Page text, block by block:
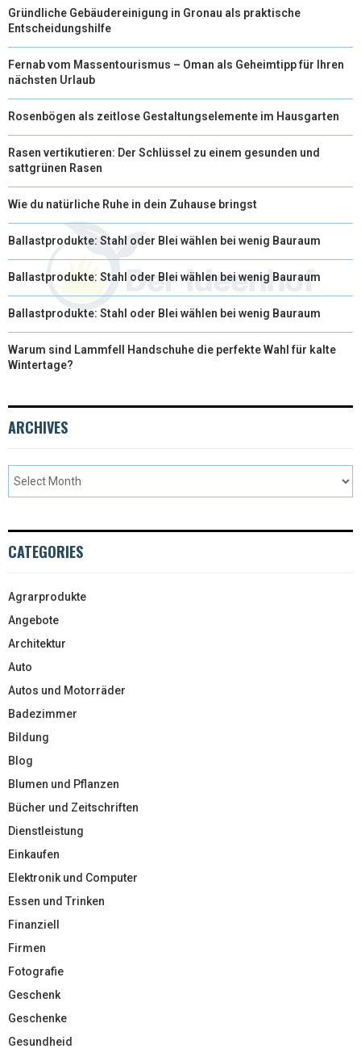
Gründliche Gebäudereinigung in Gronau als praktische
Entscheidungshilfe
Fernab vom Massentourismus – Oman als Geheimtipp für Ihren
nächsten Urlaub
Rosenbögen als zeitlose Gestaltungselemente im Hausgarten
Rasen vertikutieren: Der Schlüssel zu einem gesunden und
sattgrünen Rasen
Wie du natürliche Ruhe in dein Zuhause bringst
Ballastprodukte: Stahl oder Blei wählen bei wenig Bauraum
Ballastprodukte: Stahl oder Blei wählen bei wenig Bauraum
Ballastprodukte: Stahl oder Blei wählen bei wenig Bauraum
Warum sind Lammfell Handschuhe die perfekte Wahl für kalte
Wintertage?
ARCHIVES
CATEGORIES
Agrarprodukte
Angebote
Architektur
Auto
Autos und Motorräder
Badezimmer
Bildung
Blog
Blumen und Pflanzen
Bücher und Zeitschriften
Dienstleistung
Einkaufen
Elektronik und Computer
Essen und Trinken
Finanziell
Firmen
Fotografie
Geschenk
Geschenke
Gesundheid